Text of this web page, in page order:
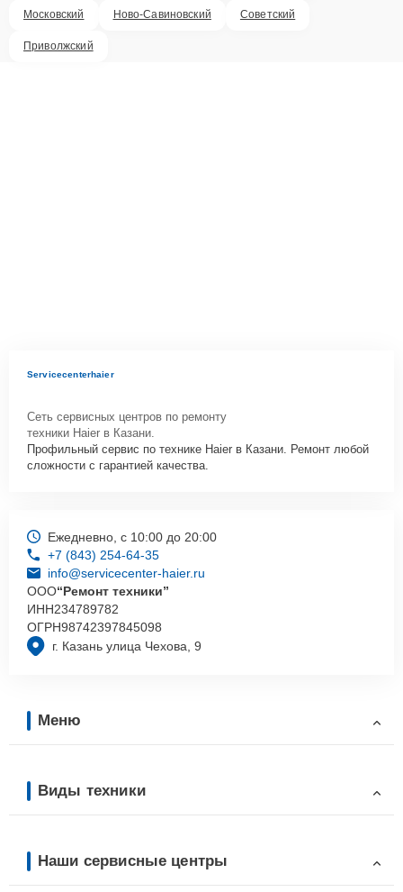
Московский Ново-Савиновский Советский
Приволжский
Servicecenterhaier
Сеть сервисных центров по ремонту
техники Haier в Казани.
Профильный сервис по технике Haier в Казани. Ремонт любой
сложности с гарантией качества.
г. Казань улица Чехова, 9
Ежедневно, с 10:00 до 20:00
+7 (843) 254-64-35
info@servicecenter-haier.ru
ООО“Ремонт техники”
ИНН234789782
ОГРН98742397845098
Меню
Виды техники
Наши сервисные центры